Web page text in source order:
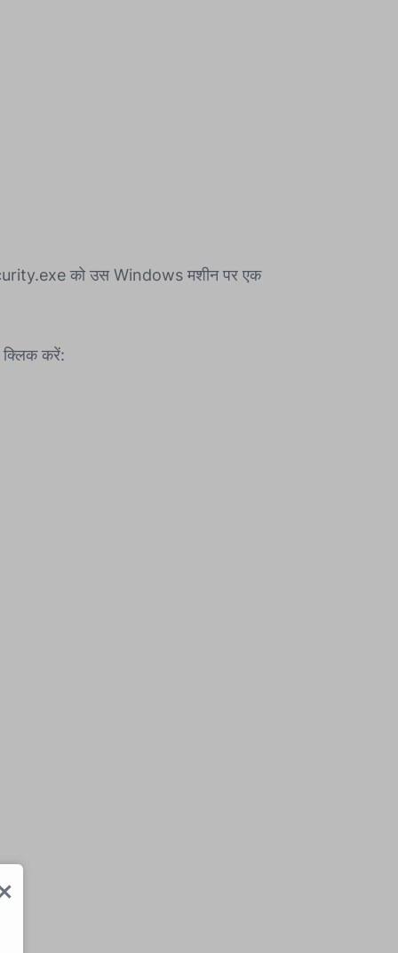
को उस Windows मशीन पर एक
क्लिक करें: